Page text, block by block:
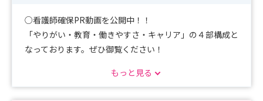
○看護師確保PR動画を公開中！！
「やりがい・教育・働きやすさ・キャリア」の４部構成と
なっております。ぜひ御覧ください！
もっと見る